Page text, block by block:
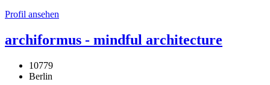
Profil ansehen
archiformus - mindful architecture
10779
Berlin